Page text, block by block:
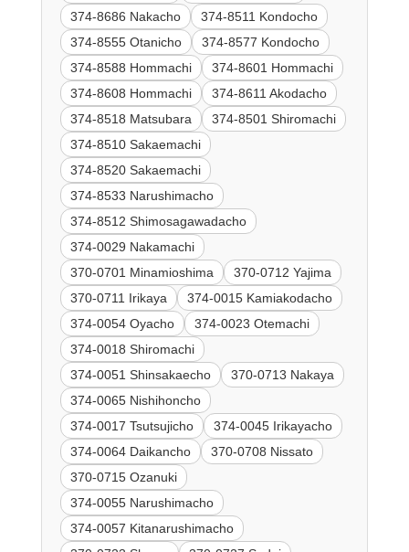
374-8686 Nakacho
374-8511 Kondocho
374-8555 Otanicho
374-8577 Kondocho
374-8588 Hommachi
374-8601 Hommachi
374-8608 Hommachi
374-8611 Akodacho
374-8518 Matsubara
374-8501 Shiromachi
374-8510 Sakaemachi
374-8520 Sakaemachi
374-8533 Narushimacho
374-8512 Shimosagawadacho
374-0029 Nakamachi
370-0701 Minamioshima
370-0712 Yajima
370-0711 Irikaya
374-0015 Kamiakodacho
374-0054 Oyacho
374-0023 Otemachi
374-0018 Shiromachi
374-0051 Shinsakaecho
370-0713 Nakaya
374-0065 Nishihoncho
374-0017 Tsutsujicho
374-0045 Irikayacho
374-0064 Daikancho
370-0708 Nissato
370-0715 Ozanuki
374-0055 Narushimacho
374-0057 Kitanarushimacho